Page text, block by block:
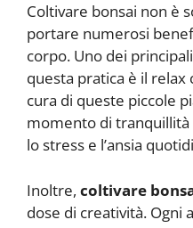
Coltivare bonsai non è
portare numerosi
corpo. Uno dei
questa pratica è il
cura di queste piccole
momento di tranquillità
lo stress e l’ansia
Inoltre, coltivare
dose di creatività. Ogni